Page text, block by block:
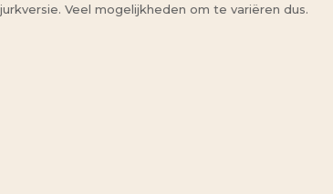
jurkversie. Veel mogelijkheden om te variëren dus.